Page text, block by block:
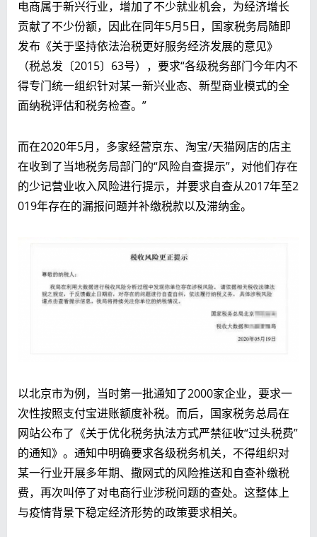
电商属于新兴行业，增加了不少就业机会，为经济增长
贡献了不少份额，因此在同年5月5日，国家税务局随即
发布《关于坚持依法治税更好服务经济发展的意见》
（税总发〔2015〕63号），要求“各级税务部门今年内不
得专门统一组织针对某一新兴业态、新型商业模式的全
面纳税评估和税务检查。”
而在2020年5月，多家经营京东、淘宝/天猫网店的店主
在收到了当地税务局部门的“风险自查提示”，对他们存在
的少记营业收入风险进行提示，并要求自查从2017年至2
019年存在的漏报问题并补缴税款以及滞纳金。
以北京市为例，当时第一批通知了2000家企业，要求一
次性按照支付宝进账额度补税。而后，国家税务总局在
网站公布了《关于优化税务执法方式严禁征收“过头税费”
的通知》。通知中明确要求各级税务机关，不得组织对
某一行业开展多年期、撒网式的风险推送和自查补缴税
费，再次叫停了对电商行业涉税问题的查处。这整体上
与疫情背景下稳定经济形势的政策要求相关。